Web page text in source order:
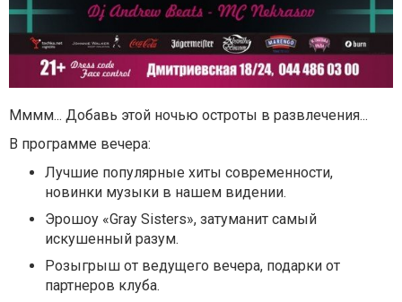
Мммм... Добавь этой ночью остроты в развлечения...
В программе вечера:
Лучшие популярные хиты современности,
новинки музыки в нашем видении.
Эрошоу «Gray Sisters», затуманит самый
искушенный разум.
Розыгрыш от ведущего вечера, подарки от
партнеров клуба.